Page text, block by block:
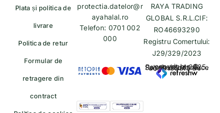
Plata și politica de
livrare
Politica de retur
Formular de
retragere din
contract
RAYA TRADING
GLOBAL S.R.L.CIF:
RO46693290
Registru Comertului:
J29/329/2023
copyrights © Rayahalal.ro 2025. Soluție eCommerce administrată de
protectia.datelor@r
ayahalal.ro
Telefon: 0701 002
000